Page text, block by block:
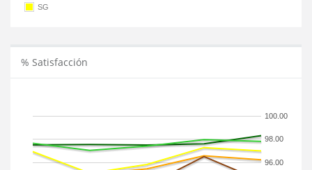
SG
% Satisfacción
96.00
98.00
100.00